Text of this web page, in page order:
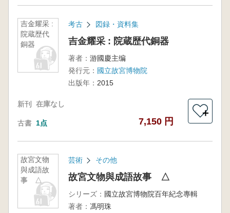
吉金耀采 :
院蔵歴代
銅器
考古 図録・資料集
吉金耀采 : 院蔵歴代銅器
著者： 游國慶主编
発行元： 國立故宮博物院
出版年： 2015
新刊 在庫なし
古書 1点 7,150 円
＋
故宮文物
與成語故
事 △
芸術 その他
故宮文物與成語故事 △
シリーズ： 國立故宮博物院百年紀念專輯
著者： 馮明珠